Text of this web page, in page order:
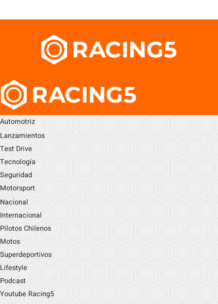
Automotriz
Lanzamientos
Test Drive
Tecnología
Seguridad
Motorsport
Nacional
Internacional
Pilotos Chilenos
Motos
Superdeportivos
Lifestyle
Podcast
Youtube Racing5